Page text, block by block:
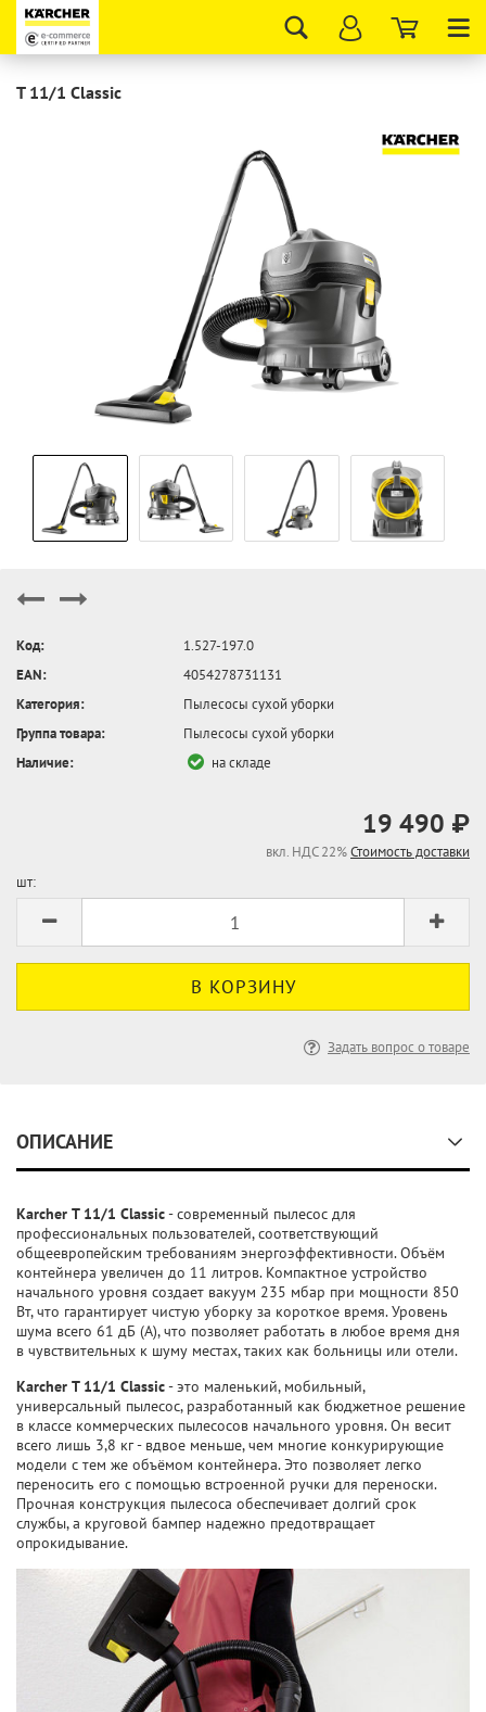
T 11/1 Classic
Код:
1.527-197.0
EAN:
4054278731131
Категория:
Пылесосы сухой уборки
Группа товара:
Пылесосы сухой уборки
Наличие:
на складе
19 490 ₽
вкл. НДС 22%Стоимость доставки
шт:
Задать вопрос о товаре
ОПИСАНИЕ
Karcher T 11/1 Classic- современный пылесос для
профессиональных пользователей, соответствующий
общеевропейским требованиям энергоэффективности. Объём
контейнера увеличен до 11 литров. Компактное устройство
начального уровня создает вакуум 235 мбар при мощности 850
Вт, что гарантирует чистую уборку за короткое время. Уровень
шума всего 61 дБ (А), что позволяет работать в любое время дня
в чувствительных к шуму местах, таких как больницы или отели.
Karcher T 11/1 Classic- это маленький, мобильный,
универсальный пылесос, разработанный как бюджетное решение
в классе коммерческих пылесосов начального уровня. Он весит
всего лишь 3,8 кг - вдвое меньше, чем многие конкурирующие
модели с тем же объёмом контейнера. Это позволяет легко
переносить его с помощью встроенной ручки для переноски.
Прочная конструкция пылесоса обеспечивает долгий срок
службы, а круговой бампер надежно предотвращает
опрокидывание.